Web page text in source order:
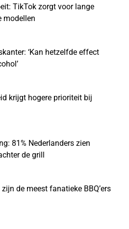
TikTok zorgt voor lange
modellen
‘Kan hetzelfde effect
krijgt hogere prioriteit bij
81% Nederlanders zien
de grill
de meest fanatieke BBQ’ers